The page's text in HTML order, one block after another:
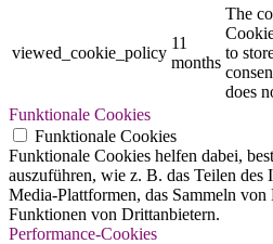
viewed_cookie_policy
11
months
The
to
does
Funktionale Cookies
Funktionale Cookies
Funktionale Cookies helfen dabei,
auszuführen, wie z. B. das Teilen des
Media-Plattformen, das Sammeln von
Funktionen von Drittanbietern.
Performance-Cookies